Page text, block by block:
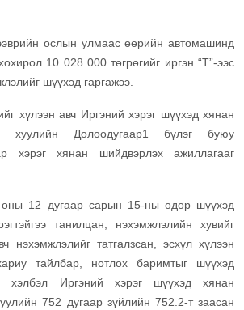
ослын улмаас өөрийн автомашинд
10 028 000 төгрөгийг иргэн “Т”-ээс
шүүхэд гаргажээ.
хүлээн авч Иргэний хэрэг шүүхэд хянан
хуулийн Долоодугаар1 бүлэг буюу
хэрэг хянан шийдвэрлэх ажиллагааг
оны 12 дугаар сарын 15-ны өдөр шүүхэд
танилцан, нэхэмжлэлийн хувийг
нэхэмжлэлийг татгалзсан, эсхүл хүлээн
тайлбар, нотлох баримтыг шүүхэд
хэлбэл Иргэний хэрэг шүүхэд хянан
752 дугаар зүйлийн 752.2-т заасан